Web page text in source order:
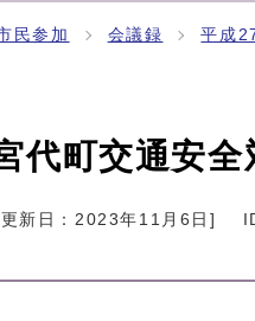
民参加 会議録 平成
代町交通安
新日：2023年11月6日]